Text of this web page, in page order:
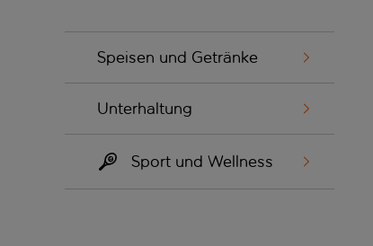
Speisen und Getränke
Unterhaltung
Sport und Wellness